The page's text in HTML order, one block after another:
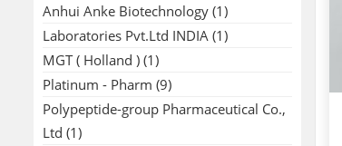
Anhui Anke Biotechnology (1)
Laboratories Pvt.Ltd INDIA (1)
MGT ( Holland ) (1)
Platinum - Pharm (9)
Polypeptide-group Pharmaceutical Co.,
Ltd (1)